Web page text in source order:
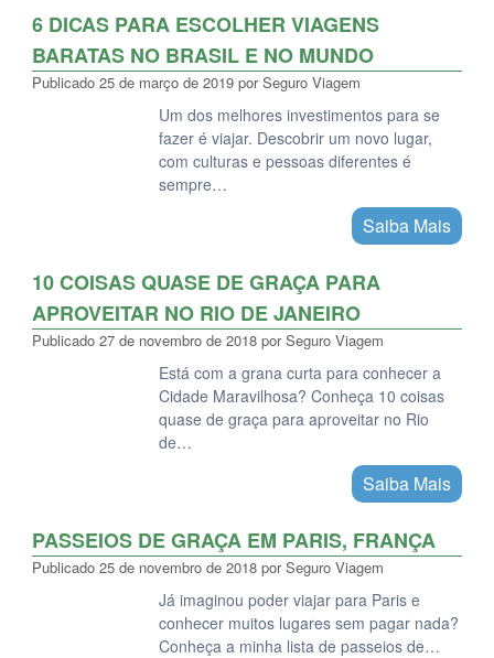
6 DICAS PARA ESCOLHER VIAGENS
BARATAS NO BRASIL E NO MUNDO
Publicado 25 de março de 2019 por Seguro Viagem
Um dos melhores investimentos para se
fazer é viajar. Descobrir um novo lugar,
com culturas e pessoas diferentes é
sempre…
Saiba Mais
10 COISAS QUASE DE GRAÇA PARA
APROVEITAR NO RIO DE JANEIRO
Publicado 27 de novembro de 2018 por Seguro Viagem
Está com a grana curta para conhecer a
Cidade Maravilhosa? Conheça 10 coisas
quase de graça para aproveitar no Rio
de…
Saiba Mais
PASSEIOS DE GRAÇA EM PARIS, FRANÇA
Publicado 25 de novembro de 2018 por Seguro Viagem
Já imaginou poder viajar para Paris e
conhecer muitos lugares sem pagar nada?
Conheça a minha lista de passeios de…